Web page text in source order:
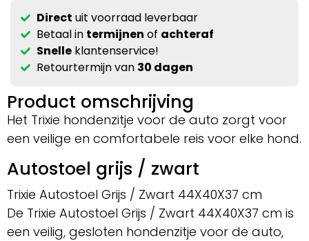
Direct uit voorraad leverbaar
Betaal in termijnen of achteraf
Snelleklantenservice!
Retourtermijn van 30 dagen
Product omschrijving
Het Trixie hondenzitje voor de auto zorgt voor
een veilige en comfortabele reis voor elke hond.
Autostoel grijs / zwart
Trixie Autostoel Grijs / Zwart 44X40X37 cm
De Trixie Autostoel Grijs / Zwart 44X40X37 cm is
een veilig, gesloten hondenzitje voor de auto,